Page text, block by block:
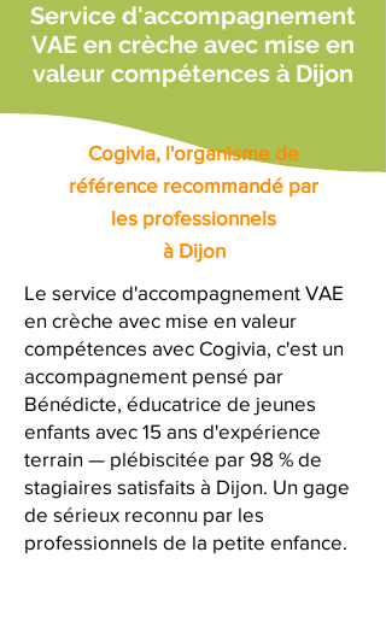
Service d'accompagnement
VAE en crèche avec mise en
valeur compétences à Dijon
Cogivia, l'organisme de
référence recommandé par
les professionnels
à Dijon
Le service d'accompagnement VAE
en crèche avec mise en valeur
compétences avec Cogivia, c'est un
accompagnement pensé par
Bénédicte, éducatrice de jeunes
enfants avec 15 ans d'expérience
terrain — plébiscitée par 98 % de
stagiaires satisfaits à Dijon. Un gage
de sérieux reconnu par les
professionnels de la petite enfance.